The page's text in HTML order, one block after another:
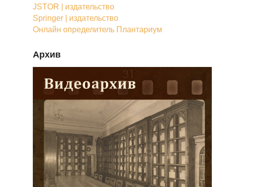
JSTOR | издательство
Springer | издательство
Онлайн определитель Плантариум
Архив